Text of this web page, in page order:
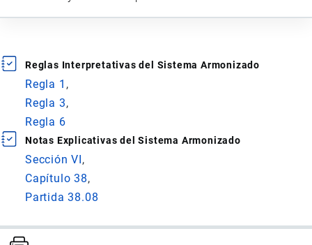
Reglas Interpretativas del Sistema Armonizado
Regla 1
Regla 3
Regla 6
Notas Explicativas del Sistema Armonizado
Sección VI
Capítulo 38
Partida 38.08